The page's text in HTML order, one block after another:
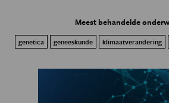
PODCASTMeest behandelde
genetica geneeskunde klimaatverandering